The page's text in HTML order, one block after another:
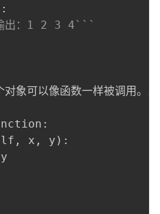
:
出：1 2 3 4```
可以像函数一样被调用。
:
, x , y ) :
y